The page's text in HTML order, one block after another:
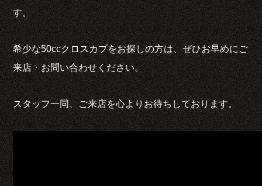
す。
希少な50ccクロスカブをお探しの方は、ぜひお早めにご
来店・お問い合わせください。
スタッフ一同、ご来店を心よりお待ちしております。